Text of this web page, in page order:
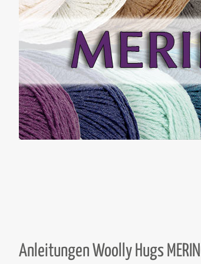
Anleitungen Woolly Hugs